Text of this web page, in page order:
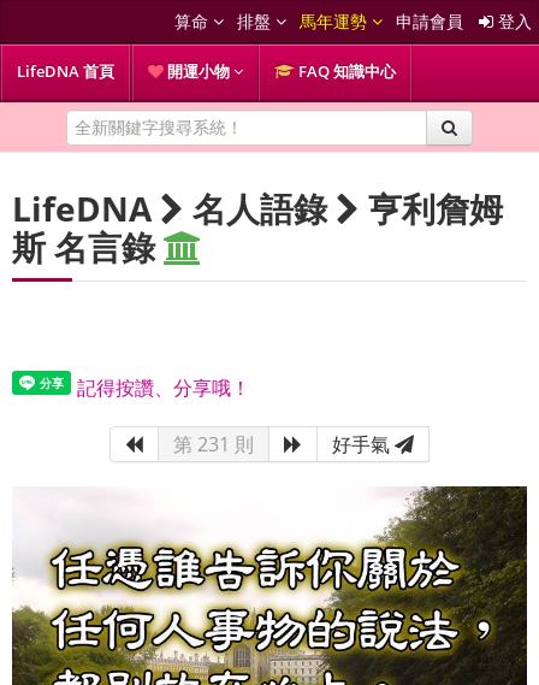
算命 排盤 馬年運勢 申請會員 登入
LifeDNA 首頁 開運小物 FAQ 知識中心
LifeDNA 名人語錄
亨利詹姆
斯 名言錄
記得按讚、分享哦！
第 231 則 好手氣